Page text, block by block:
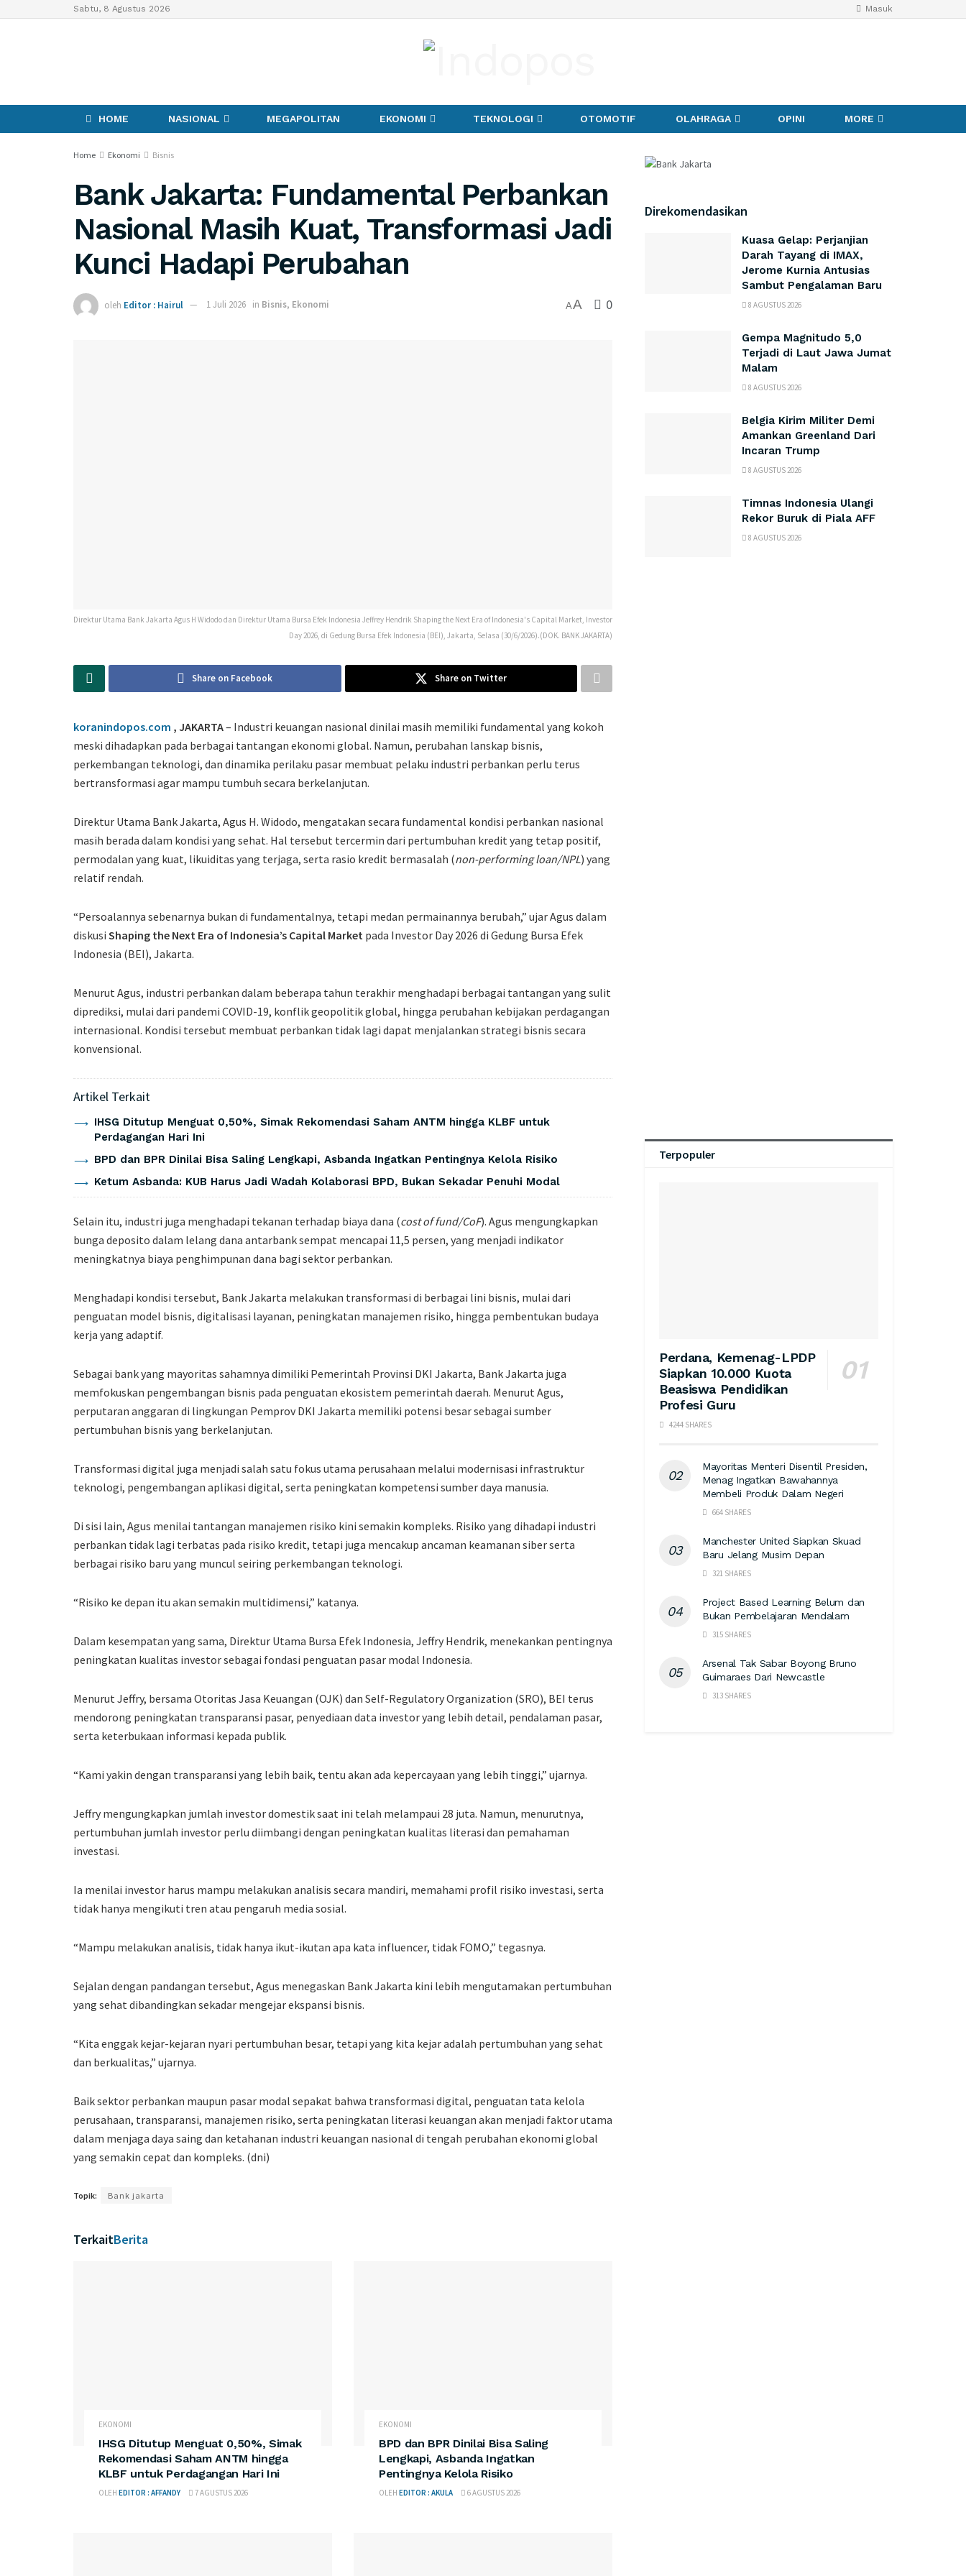
Sabtu, 8 Agustus 2026 Masuk
HOME NASIONAL MEGAPOLITAN EKONOMI TEKNOLOGI OTOMOTIF OLAHRAGA OPINI MORE
Home Ekonomi Bisnis
Bank Jakarta: Fundamental Perbankan
Nasional Masih Kuat, Transformasi Jadi
Kunci Hadapi Perubahan
oleh Editor : Hairul 1 Juli 2026 in Bisnis, Ekonomi AA 0
Direktur Utama Bank Jakarta Agus H Widodo dan Direktur Utama Bursa Efek Indonesia Jeffrey Hendrik Shaping the Next Era of Indonesia's Capital Market, Investor
Day 2026, di Gedung Bursa Efek Indonesia (BEI), Jakarta, Selasa (30/6/2026).(DOK. BANK JAKARTA)
Share on Facebook Share on Twitter
koranindopos.com , JAKARTA– Industri keuangan nasional dinilai masih memiliki fundamental yang kokoh
meski dihadapkan pada berbagai tantangan ekonomi global. Namun, perubahan lanskap bisnis,
perkembangan teknologi, dan dinamika perilaku pasar membuat pelaku industri perbankan perlu terus
bertransformasi agar mampu tumbuh secara berkelanjutan.
Direktur Utama Bank Jakarta, Agus H. Widodo, mengatakan secara fundamental kondisi perbankan nasional
masih berada dalam kondisi yang sehat. Hal tersebut tercermin dari pertumbuhan kredit yang tetap positif,
permodalan yang kuat, likuiditas yang terjaga, serta rasio kredit bermasalah (non-performing loan/NPL) yang
relatif rendah.
“Persoalannya sebenarnya bukan di fundamentalnya, tetapi medan permainannya berubah,” ujar Agus dalam
diskusi Shaping the Next Era of Indonesia’s Capital Market pada Investor Day 2026 di Gedung Bursa Efek
Indonesia (BEI), Jakarta.
Menurut Agus, industri perbankan dalam beberapa tahun terakhir menghadapi berbagai tantangan yang sulit
diprediksi, mulai dari pandemi COVID-19, konflik geopolitik global, hingga perubahan kebijakan perdagangan
internasional. Kondisi tersebut membuat perbankan tidak lagi dapat menjalankan strategi bisnis secara
konvensional.
Artikel Terkait
IHSG Ditutup Menguat 0,50%, Simak Rekomendasi Saham ANTM hingga KLBF untuk
Perdagangan Hari Ini
BPD dan BPR Dinilai Bisa Saling Lengkapi, Asbanda Ingatkan Pentingnya Kelola Risiko
Ketum Asbanda: KUB Harus Jadi Wadah Kolaborasi BPD, Bukan Sekadar Penuhi Modal
Selain itu, industri juga menghadapi tekanan terhadap biaya dana (cost of fund/CoF). Agus mengungkapkan
bunga deposito dalam lelang dana antarbank sempat mencapai 11,5 persen, yang menjadi indikator
meningkatnya biaya penghimpunan dana bagi sektor perbankan.
Menghadapi kondisi tersebut, Bank Jakarta melakukan transformasi di berbagai lini bisnis, mulai dari
penguatan model bisnis, digitalisasi layanan, peningkatan manajemen risiko, hingga pembentukan budaya
kerja yang adaptif.
Sebagai bank yang mayoritas sahamnya dimiliki Pemerintah Provinsi DKI Jakarta, Bank Jakarta juga
memfokuskan pengembangan bisnis pada penguatan ekosistem pemerintah daerah. Menurut Agus,
perputaran anggaran di lingkungan Pemprov DKI Jakarta memiliki potensi besar sebagai sumber
pertumbuhan bisnis yang berkelanjutan.
Transformasi digital juga menjadi salah satu fokus utama perusahaan melalui modernisasi infrastruktur
teknologi, pengembangan aplikasi digital, serta peningkatan kompetensi sumber daya manusia.
Di sisi lain, Agus menilai tantangan manajemen risiko kini semakin kompleks. Risiko yang dihadapi industri
perbankan tidak lagi terbatas pada risiko kredit, tetapi juga mencakup ancaman keamanan siber serta
berbagai risiko baru yang muncul seiring perkembangan teknologi.
“Risiko ke depan itu akan semakin multidimensi,” katanya.
Dalam kesempatan yang sama, Direktur Utama Bursa Efek Indonesia, Jeffry Hendrik, menekankan pentingnya
peningkatan kualitas investor sebagai fondasi penguatan pasar modal Indonesia.
Menurut Jeffry, bersama Otoritas Jasa Keuangan (OJK) dan Self-Regulatory Organization (SRO), BEI terus
mendorong peningkatan transparansi pasar, penyediaan data investor yang lebih detail, pendalaman pasar,
serta keterbukaan informasi kepada publik.
“Kami yakin dengan transparansi yang lebih baik, tentu akan ada kepercayaan yang lebih tinggi,” ujarnya.
Jeffry mengungkapkan jumlah investor domestik saat ini telah melampaui 28 juta. Namun, menurutnya,
pertumbuhan jumlah investor perlu diimbangi dengan peningkatan kualitas literasi dan pemahaman
investasi.
Ia menilai investor harus mampu melakukan analisis secara mandiri, memahami profil risiko investasi, serta
tidak hanya mengikuti tren atau pengaruh media sosial.
“Mampu melakukan analisis, tidak hanya ikut-ikutan apa kata influencer, tidak FOMO,” tegasnya.
Sejalan dengan pandangan tersebut, Agus menegaskan Bank Jakarta kini lebih mengutamakan pertumbuhan
yang sehat dibandingkan sekadar mengejar ekspansi bisnis.
“Kita enggak kejar-kejaran nyari pertumbuhan besar, tetapi yang kita kejar adalah pertumbuhan yang sehat
dan berkualitas,” ujarnya.
Baik sektor perbankan maupun pasar modal sepakat bahwa transformasi digital, penguatan tata kelola
perusahaan, transparansi, manajemen risiko, serta peningkatan literasi keuangan akan menjadi faktor utama
dalam menjaga daya saing dan ketahanan industri keuangan nasional di tengah perubahan ekonomi global
yang semakin cepat dan kompleks. (dni)
Topik: Bank jakarta
TerkaitBerita
EKONOMI
IHSG Ditutup Menguat 0,50%, Simak
Rekomendasi Saham ANTM hingga
KLBF untuk Perdagangan Hari Ini
OLEH EDITOR : AFFANDY 7 AGUSTUS 2026
EKONOMI
BPD dan BPR Dinilai Bisa Saling
Lengkapi, Asbanda Ingatkan
Pentingnya Kelola Risiko
OLEH EDITOR : AKULA 6 AGUSTUS 2026
Direkomendasikan
Kuasa Gelap: Perjanjian
Darah Tayang di IMAX,
Jerome Kurnia Antusias
Sambut Pengalaman Baru
8 AGUSTUS 2026
Gempa Magnitudo 5,0
Terjadi di Laut Jawa Jumat
Malam
8 AGUSTUS 2026
Belgia Kirim Militer Demi
Amankan Greenland Dari
Incaran Trump
8 AGUSTUS 2026
Timnas Indonesia Ulangi
Rekor Buruk di Piala AFF
8 AGUSTUS 2026
Terpopuler
Perdana, Kemenag-LPDP
Siapkan 10.000 Kuota
Beasiswa Pendidikan
Profesi Guru
4244 SHARES
Mayoritas Menteri Disentil Presiden,
Menag Ingatkan Bawahannya
Membeli Produk Dalam Negeri
664 SHARES
Manchester United Siapkan Skuad
Baru Jelang Musim Depan
321 SHARES
Project Based Learning Belum dan
Bukan Pembelajaran Mendalam
315 SHARES
Arsenal Tak Sabar Boyong Bruno
Guimaraes Dari Newcastle
313 SHARES